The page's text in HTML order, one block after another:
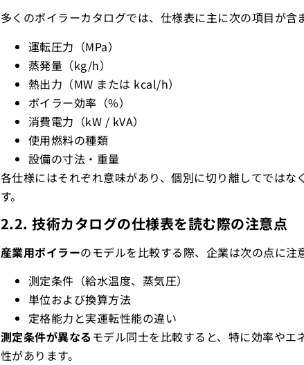
多くのボイラーカタログでは、仕様表に主に次の項目が含
運転圧力（MPa）
蒸発量（kg/h）
熱出力（MW または kcal/h）
ボイラー効率（%）
消費電力（kW / kVA）
使用燃料の種類
設備の寸法・重量
各仕様にはそれぞれ意味があり、個別に切り離してでは
す。
2.2. 技術カタログの仕様表を読む際の注意点
産業用ボイラーのモデルを比較する際、企業は次の点に注
測定条件（給水温度、蒸気圧）
単位および換算方法
定格能力と実運転性能の違い
測定条件が異なるモデル同士を比較すると、特に効率や
性があります。